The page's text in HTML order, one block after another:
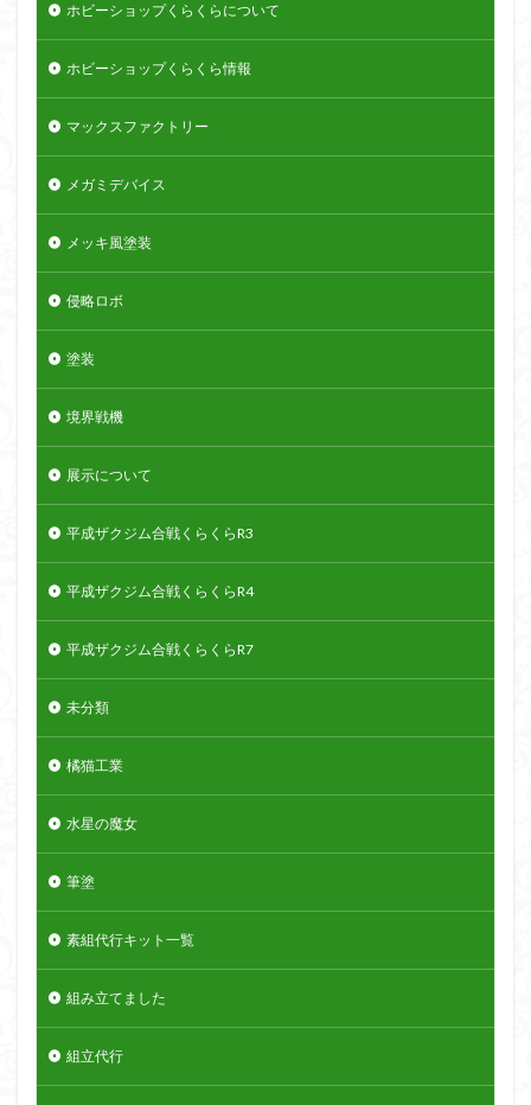
ホビーショップくらくらについて
ホビーショップくらくら情報
マックスファクトリー
メガミデバイス
メッキ風塗装
侵略ロボ
塗装
境界戦機
展示について
平成ザクジム合戦くらくらR3
平成ザクジム合戦くらくらR4
平成ザクジム合戦くらくらR7
未分類
橘猫工業
水星の魔女
筆塗
素組代行キット一覧
組み立てました
組立代行